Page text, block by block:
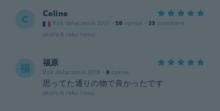
C Celine
Rok dołączenia 2017 · 58 opinie · 23 przesłane
około 6 roku temu
福 福原
Rok dołączenia 2019 · 8 opinie
思ってた通りの物で良かったです
około 6 roku temu